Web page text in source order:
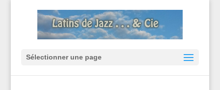
Sélectionner une page